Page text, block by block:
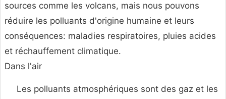
sources comme les volcans, mais nous pouvons
réduire les polluants d'origine humaine et leurs
conséquences: maladies respiratoires, pluies acides
et réchauffement climatique.
Dans l'air
Les polluants atmosphériques sont des gaz et les